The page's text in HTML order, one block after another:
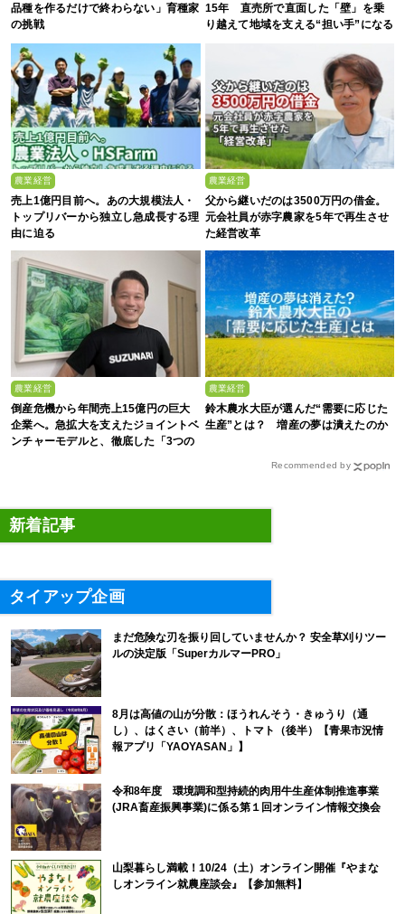
品種を作るだけで終わらない」育種家
の挑戦
15年 直売所で直面した「壁」を乗
り越えて地域を支える“担い手”になる
農業経営
売上1億円目前へ。あの大規模法人・
トップリバーから独立し急成長する理
由に迫る
農業経営
父から継いだのは3500万円の借金。
元会社員が赤字農家を5年で再生させ
た経営改革
農業経営
倒産危機から年間売上15億円の巨大
企業へ。急拡大を支えたジョイントベ
ンチャーモデルと、徹底した「3つの
農業経営
鈴木農水大臣が選んだ“需要に応じた
生産”とは？ 増産の夢は潰えたのか
Recommended by
新着記事
タイアップ企画
まだ危険な刃を振り回していませんか？ 安全草刈りツー
ルの決定版「SuperカルマーPRO」
8月は高値の山が分散：ほうれんそう・きゅうり（通
し）、はくさい（前半）、トマト（後半）【青果市況情
報アプリ「YAOYASAN」】
令和8年度 環境調和型持続的肉用牛生産体制推進事業
(JRA畜産振興事業)に係る第１回オンライン情報交換会
山梨暮らし満載！10/24（土）オンライン開催『やまな
しオンライン就農座談会』【参加無料】